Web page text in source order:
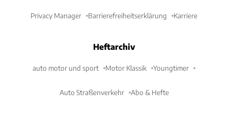
Privacy Manager Barrierefreiheitserklärung Karriere
Heftarchiv
auto motor und sport Motor Klassik Youngtimer
Auto Straßenverkehr Abo & Hefte